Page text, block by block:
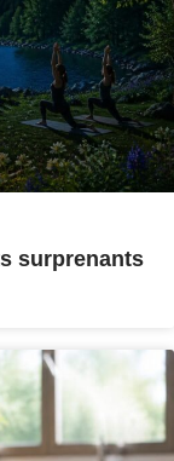
surprenants